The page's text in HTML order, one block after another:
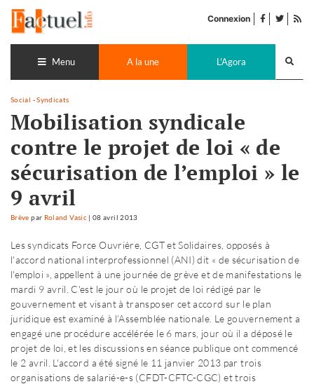
contenu
Connexion facebook
twitter
Menu A la une L'Agora
Social -Syndicats
Mobilisation syndicale
contre le projet de loi « de
sécurisation de l’emploi » le
9 avril
Brève par Roland Vasic|08 avril 2013
Les syndicats Force Ouvrière, CGT et Solidaires, opposés à
l'accord national interprofessionnel (ANI) dit « de sécurisation de
l'emploi », appellent à une journée de grève et de manifestations le
mardi 9 avril. C'est le jour où le projet de loi rédigé par le
gouvernement et visant à transposer cet accord sur le plan
juridique est examiné à l’Assemblée nationale. Le gouvernement a
engagé une procédure accélérée le 6 mars, jour où il a déposé le
projet de loi, et les discussions en séance publique ont commencé
le 2 avril. L'accord a été signé le 11 janvier 2013 par trois
organisations de salarié-e-s (CFDT-CFTC-CGC) et trois